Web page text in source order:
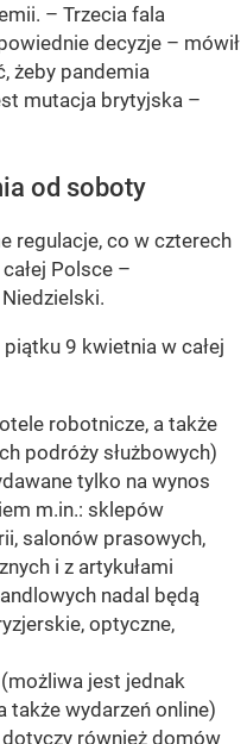
– Trzecia fala
decyzje – mówił
żeby pandemia
mutacja brytyjska –
od soboty
regulacje, co w czterech
Polsce –
9 kwietnia w całej
robotnicze, a także
podróży służbowych)
tylko na wynos
m.in.: sklepów
salonów prasowych,
i z artykułami
nadal będą
optyczne,
(możliwa jest jednak
także wydarzeń online)
również domów